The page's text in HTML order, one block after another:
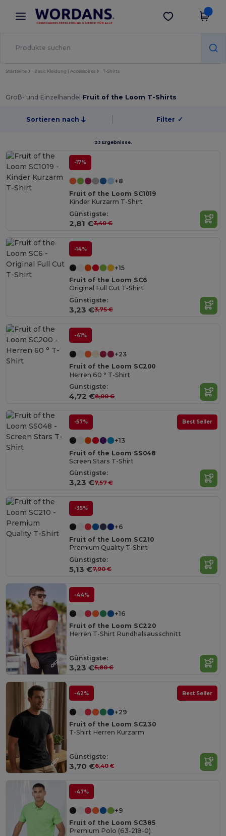
× Wordans App
Bessere Preise in der App!
App holen
Startseite Basic Kleidung | Accessoires T-Shirts
Groß- und Einzelhandel Fruit of the Loom T-Shirts
Sortieren nach Filter ✓
93 Ergebnisse.
-17%
+8
Fruit of the Loom SC1019
Kinder Kurzarm T-Shirt
Günstigste:
2,81 €3,40 €
-14%
+15
Fruit of the Loom SC6
Original Full Cut T-Shirt
Günstigste:
3,23 €3,75 €
-41%
+23
Fruit of the Loom SC200
Herren 60 ° T-Shirt
Günstigste:
4,72 €8,00 €
-57% Best Seller
+13
Fruit of the Loom SS048
Screen Stars T-Shirt
Günstigste:
3,23 €7,57 €
-35%
+6
Fruit of the Loom SC210
Premium Quality T-Shirt
Günstigste:
5,13 €7,90 €
-44%
+16
Fruit of the Loom SC220
Herren T-Shirt Rundhalsausschnitt
Günstigste:
3,23 €5,80 €
-42% Best Seller
+29
Fruit of the Loom SC230
T-Shirt Herren Kurzarm
Günstigste:
3,70 €6,40 €
-47%
+9
Fruit of the Loom SC385
Premium Polo (63-218-0)